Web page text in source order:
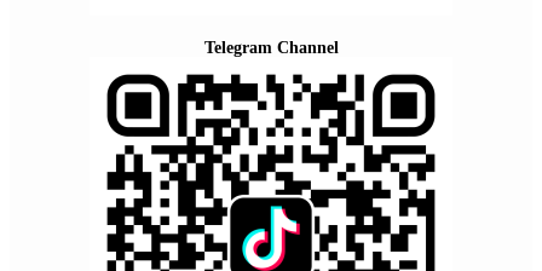
Telegram Channel